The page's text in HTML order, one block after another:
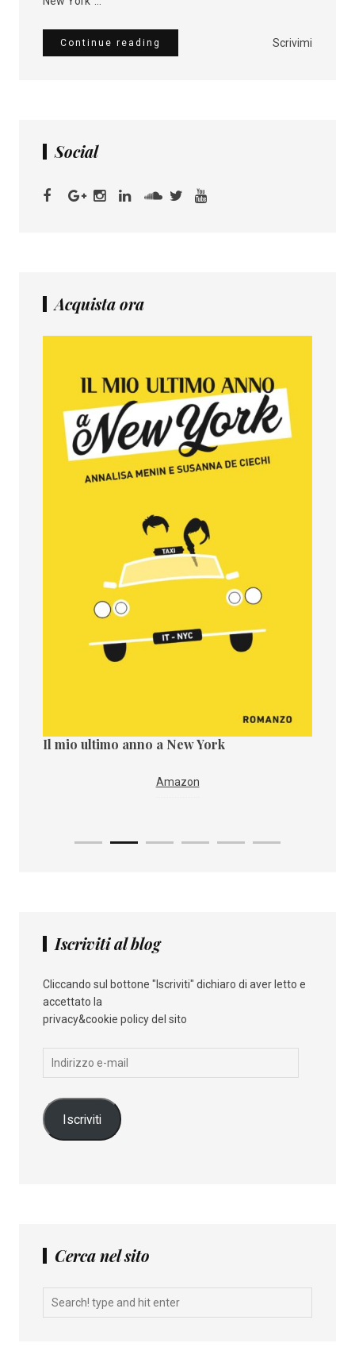
Scrivimi
Continue reading
Social
Acquista ora
Il mio ultimo anno a New York
Amazon
Iscriviti al blog
Cliccando sul bottone "Iscriviti" dichiaro di aver letto e
accettato la
privacy&cookie policy del sito
Indirizzo
Iscriviti
Cerca nel sito